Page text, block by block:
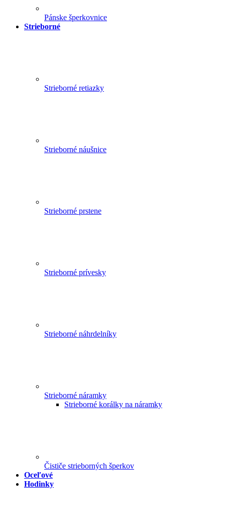
Pánske šperkovnice
Strieborné
Strieborné retiazky
Strieborné náušnice
Strieborné prstene
Strieborné prívesky
Strieborné náhrdelníky
Strieborné náramky
Strieborné korálky na náramky
Čističe strieborných šperkov
Oceľové
Hodinky